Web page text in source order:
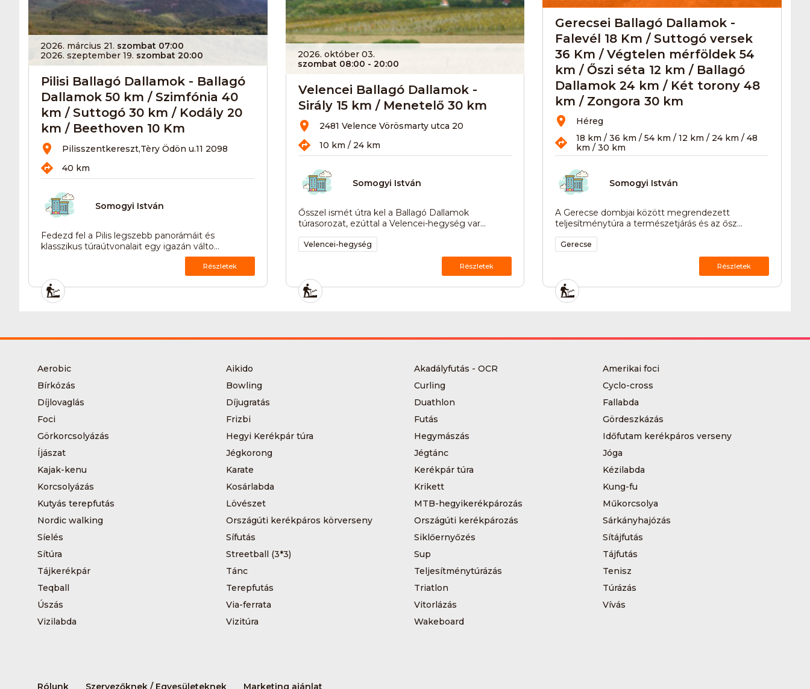
2026. március 21. szombat 07:00
2026. szeptember 19. szombat 20:00
Pilisi Ballagó Dallamok - Ballagó
Dallamok 50 km / Szimfónia 40
km / Suttogó 30 km / Kodály 20
km / Beethoven 10 Km
Pilisszentkereszt,Tèry Ödön u.11 2098
40 km
Somogyi István
Fedezd fel a Pilis legszebb panorámáit és
klasszikus túraútvonalait egy igazán válto...
Részletek
2026. október 03.
szombat 08:00 - 20:00
Velencei Ballagó Dallamok -
Sirály 15 km / Menetelő 30 km
2481 Velence Vörösmarty utca 20
10 km / 24 km
Somogyi István
Ősszel ismét útra kel a Ballagó Dallamok
túrasorozat, ezúttal a Velencei-hegység var...
Velencei-hegység
Részletek
Gerecsei Ballagó Dallamok -
Falevél 18 Km / Suttogó versek
36 Km / Végtelen mérföldek 54
km / Őszi séta 12 km / Ballagó
Dallamok 24 km / Két torony 48
km / Zongora 30 km
Héreg
18 km / 36 km / 54 km / 12 km / 24 km / 48
km / 30 km
Somogyi István
A Gerecse dombjai között megrendezett
teljesítménytúra a természetjárás és az ősz...
Gerecse
Részletek
Aerobic Aikido Akadályfutás - OCR
Amerikai foci
Bírkózás
Bowling Curling
Cyclo-cross
Díjlovaglás
Díjugratás Duathlon
Fallabda
Foci
Frizbi Futás
Gördeszkázás
Görkorcsolyázás
Hegyi Kerékpár túra Hegymászás
Időfutam kerékpáros verseny
Íjászat
Jégkorong Jégtánc
Jóga
Kajak-kenu
Karate Kerékpár túra
Kézilabda
Korcsolyázás
Kosárlabda Krikett
Kung-fu
Kutyás terepfutás
Lövészet MTB-hegyikerékpározás
Műkorcsolya
Nordic walking
Országúti kerékpáros körverseny Országúti kerékpározás
Sárkányhajózás
Síelés
Sífutás Siklőernyőzés
Sítájfutás
Sítúra
Streetball (3*3) Sup
Tájfutás
Tájkerékpár
Tánc Teljesítménytúrázás
Tenisz
Teqball
Terepfutás Triatlon
Túrázás
Úszás
Via-ferrata Vitorlázás
Vívás
Vizilabda
Vizitúra Wakeboard
Rólunk Szervezőknek / Egyesületeknek Marketing ajánlat